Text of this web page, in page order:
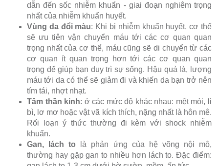
dẫn đến sốc nhiễm khuẩn - giai đoạn nghiêm trọng
nhất của nhiễm khuẩn huyết.
Vùng da đổi màu: Khi bị nhiễm khuẩn huyết, cơ thể
sẽ ưu tiên vận chuyển máu tới các cơ quan quan
trọng nhất của cơ thể, máu cũng sẽ di chuyển từ các
cơ quan ít quan trọng hơn tới các cơ quan quan
trọng để giúp bạn duy trì sự sống. Hậu quả là, lượng
máu tới da có thể sẽ giảm đi và khiến da bạn trở nên
tím tái, nhợt nhạt.
Tâm thần kinh: ở các mức độ khác nhau: mệt mỏi, li
bì, lơ mơ hoặc vật vã kích thích, nặng nhất là hôn mê.
Rối loạn ý thức thường đi kèm với shock nhiễm
khuẩn.
Gan, lách to là phản ứng của hệ võng nội mô,
thường hay gặp gan to nhiều hơn lách to. Đặc điểm: